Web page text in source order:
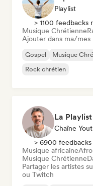
Playlist
> 1100 feedbacks
Musique Chrétienne
Ajouter dans ma/mes
Gospel Musique
Rock chrétien
La
Chaîne
> 6900 feedbacks
Musique africaine
Musique Chrétienne
Partager les artistes
ou Twitch